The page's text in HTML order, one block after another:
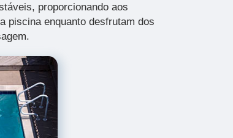
proporcionando aos
piscina enquanto desfrutam dos